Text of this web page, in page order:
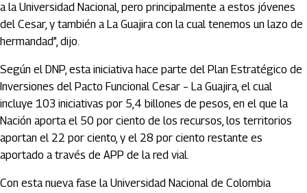
a la Universidad Nacional, pero principalmente a estos jóvenes
del Cesar, y también a La Guajira con la cual tenemos un lazo de
hermandad”, dijo.
Según el DNP, esta iniciativa hace parte del Plan Estratégico de
Inversiones del Pacto Funcional Cesar – La Guajira, el cual
incluye 103 iniciativas por 5,4 billones de pesos, en el que la
Nación aporta el 50 por ciento de los recursos, los territorios
aportan el 22 por ciento, y el 28 por ciento restante es
aportado a través de APP de la red vial.
Con esta nueva fase la Universidad Nacional de Colombia